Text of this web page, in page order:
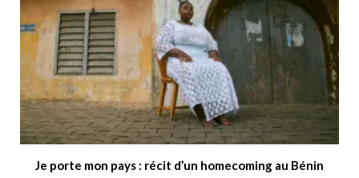
Je porte mon pays : récit d’un homecoming au Bénin